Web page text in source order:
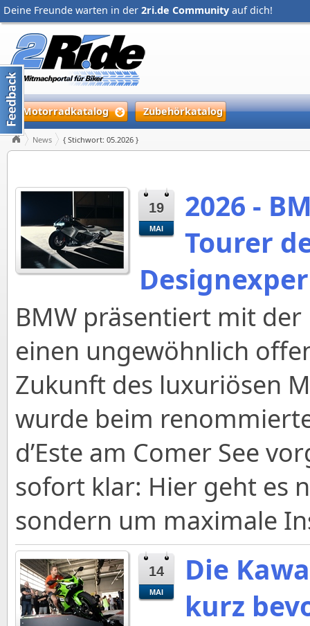
Deine Freunde warten in der 2ri.de Community auf dich!
Motorradkatalog Zubehörkatalog
News { Stichwort: 05.2026 }
19
MAI
2026 -
Tourer
BMW präsentiert mit
einen ungewöhnlich
Zukunft des luxuriösen
wurde beim
d’Este am Comer See
sofort klar: Hier geht es
sondern um maximale
14
MAI
Die
kurz